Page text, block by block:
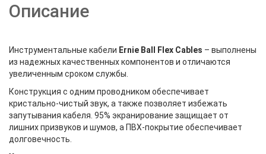
Описание
Инструментальные кабели Ernie Ball Flex Cables – выполнены
из надежных качественных компонентов и отличаются
увеличенным сроком службы.
Конструкция с одним проводником обеспечивает
кристально-чистый звук, а также позволяет избежать
запутывания кабеля. 95% экранирование защищает от
лишних призвуков и шумов, а ПВХ-покрытие обеспечивает
долговечность.